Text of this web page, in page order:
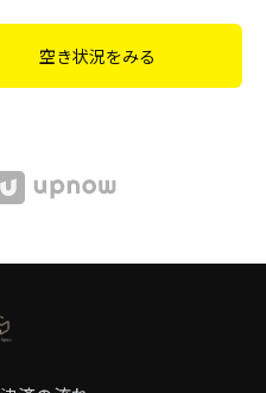
空き状況をみる